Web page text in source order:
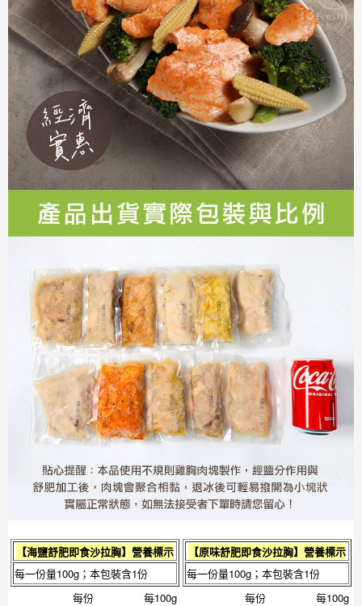
【海鹽舒肥即食沙拉胸】營養標示
每一份量100g；本包裝含1份
每份
每100g
【原味舒肥即食沙拉胸】營養標示
每一份量100g；本包裝含1份
每份
每100g